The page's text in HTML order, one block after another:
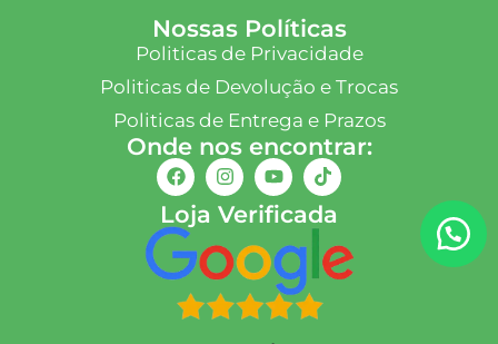
Nossas Políticas
Politicas de Privacidade
Politicas de Devolução e Trocas
Politicas de Entrega e Prazos
Onde nos encontrar:
Loja Verificada